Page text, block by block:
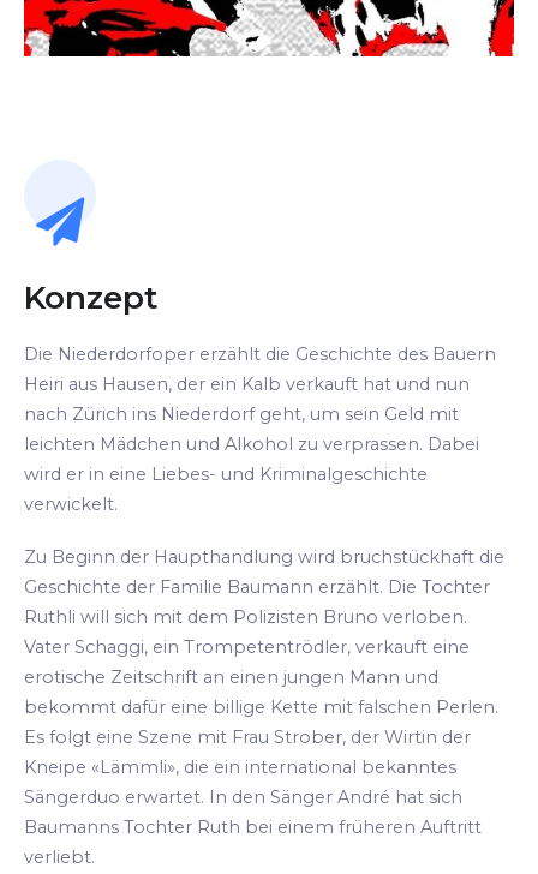
Konzept
Die Niederdorfoper erzählt die Geschichte des Bauern
Heiri aus Hausen, der ein Kalb verkauft hat und nun
nach Zürich ins Niederdorf geht, um sein Geld mit
leichten Mädchen und Alkohol zu verprassen. Dabei
wird er in eine Liebes- und Kriminalgeschichte
verwickelt.
Zu Beginn der Haupthandlung wird bruchstückhaft die
Geschichte der Familie Baumann erzählt. Die Tochter
Ruthli will sich mit dem Polizisten Bruno verloben.
Vater Schaggi, ein Trompetentrödler, verkauft eine
erotische Zeitschrift an einen jungen Mann und
bekommt dafür eine billige Kette mit falschen Perlen.
Es folgt eine Szene mit Frau Strober, der Wirtin der
Kneipe «Lämmli», die ein international bekanntes
Sängerduo erwartet. In den Sänger André hat sich
Baumanns Tochter Ruth bei einem früheren Auftritt
verliebt.